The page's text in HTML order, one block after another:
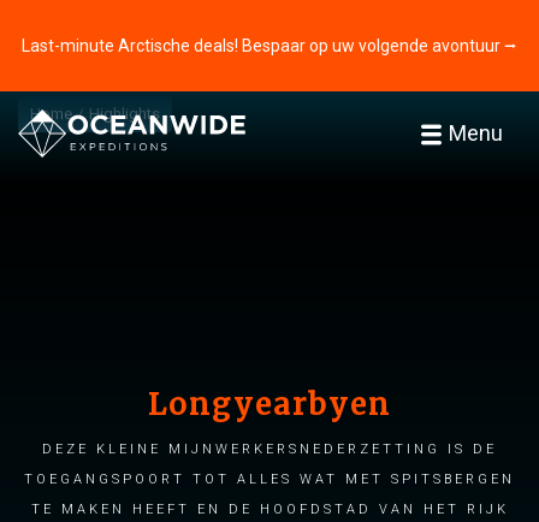
Last-minute Arctische deals! Bespaar op uw volgende avontuur ⭢
Menu
Home Highlights
Longyearbyen
Deze kleine mijnwerkersnederzetting is de
toegangspoort tot alles wat met Spitsbergen
te maken heeft en de hoofdstad van het rijk